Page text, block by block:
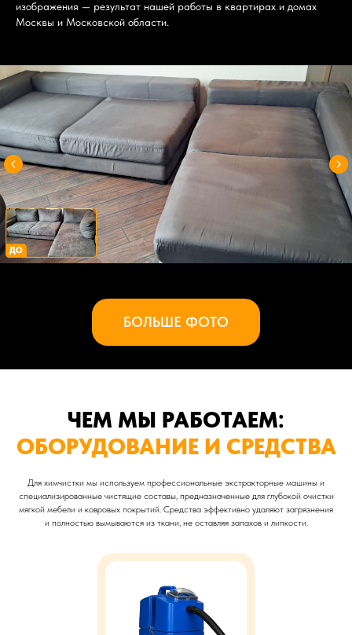
изображения — результат нашей работы в квартирах и домах
Москвы и Московской области.
БОЛЬШЕ ФОТО
ЧЕМ МЫ РАБОТАЕМ:
ОБОРУДОВАНИЕ И СРЕДСТВА
Для химчистки мы используем профессиональные экстракторные машины и
специализированные чистящие составы, предназначенные для глубокой очистки
мягкой мебели и ковровых покрытий. Средства эффективно удаляют загрязнения
и полностью вымываются из ткани, не оставляя запахов и липкости.